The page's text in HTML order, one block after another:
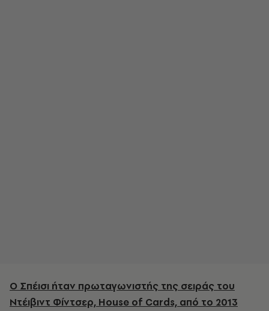
Ο Σπέισι ήταν πρωταγωνιστής της σειράς του
Ντέιβιντ Φίντσερ, House of Cards, από το 2013